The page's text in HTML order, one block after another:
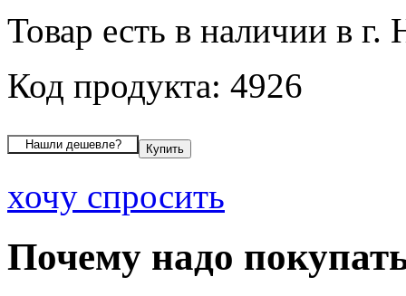
Товар есть в наличии в
Код продукта: 4926
хочу спросить
Почему надо